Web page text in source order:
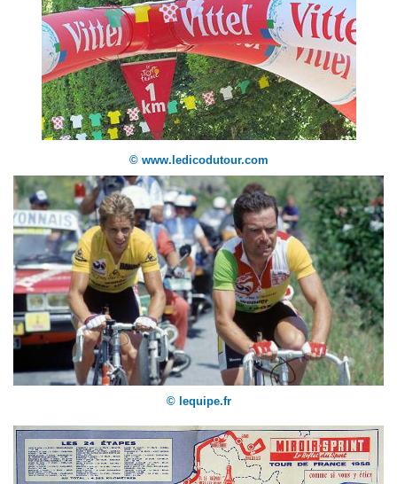
© www.ledicodutour.com
© lequipe.fr